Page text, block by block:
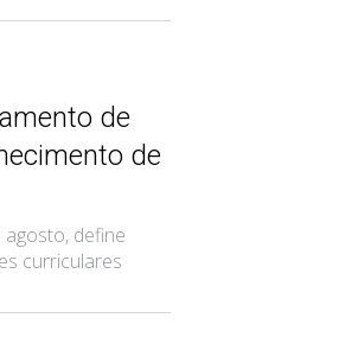
de
de
agosto, define
curriculares